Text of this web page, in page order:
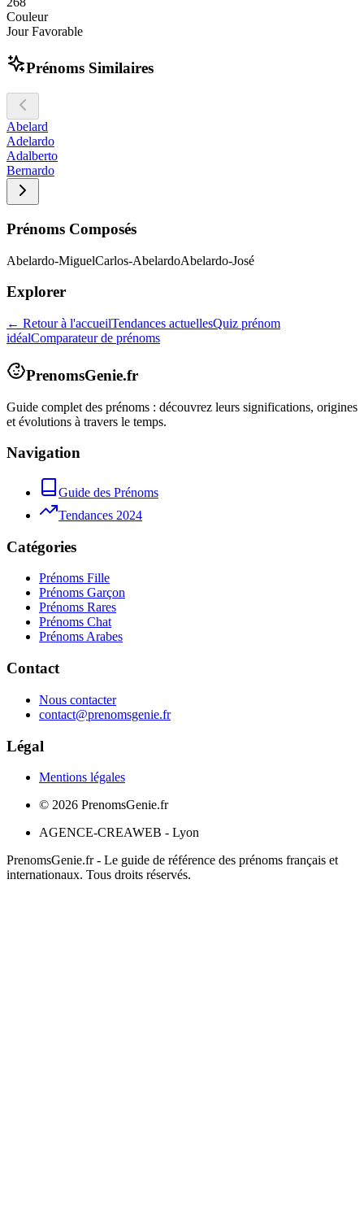
Couleur
Jour Favorable
Prénoms Similaires
Abelard
Adelardo
Adalberto
Bernardo
Prénoms Composés
Abelardo-MiguelCarlos-AbelardoAbelardo-José
Explorer
← Retour à l'accueilTendances actuellesQuiz prénom
idéalComparateur de prénoms
PrenomsGenie.fr
Guide complet des prénoms : découvrez leurs significations, origines
et évolutions à travers le temps.
Navigation
Guide des Prénoms
Tendances 2024
Catégories
Prénoms Fille
Prénoms Garçon
Prénoms Rares
Prénoms Chat
Prénoms Arabes
Contact
Nous contacter
contact@prenomsgenie.fr
Légal
Mentions légales
© 2026 PrenomsGenie.fr
AGENCE-CREAWEB - Lyon
PrenomsGenie.fr - Le guide de référence des prénoms français et
internationaux. Tous droits réservés.